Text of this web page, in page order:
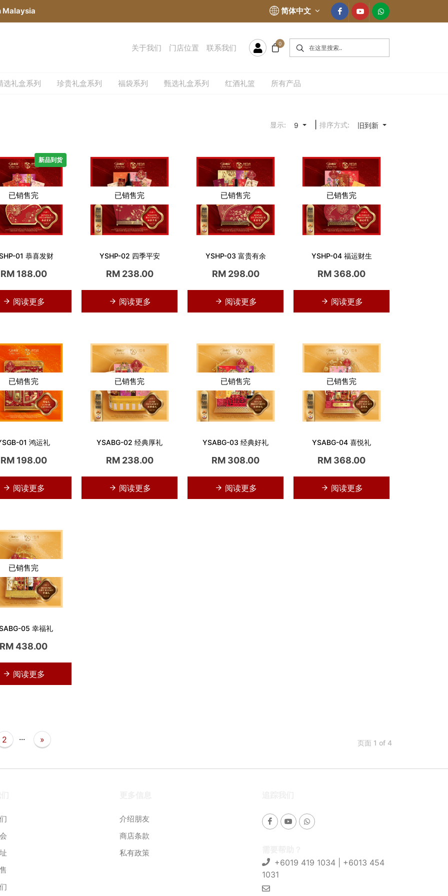
Malaysia 简体中文
关于我们 门店位置 联系我们 0
选礼盒系列 珍贵礼盒系列 福袋系列 甄选礼盒系列 红酒礼篮 所有产品
显示: 9 |排序方式: 旧到新
新品到货
已销售完
01 恭喜发财
RM 188.00
阅读更多
已销售完
YSHP-02 四季平安
RM 238.00
阅读更多
已销售完
YSHP-03 富贵有余
RM 298.00
阅读更多
已销售完
YSHP-04 福运财生
RM 368.00
阅读更多
已销售完
01 鸿运礼
RM 198.00
阅读更多
已销售完
YSABG-02 经典厚礼
RM 238.00
阅读更多
已销售完
YSABG-03 经典好礼
RM 308.00
阅读更多
已销售完
YSABG-04 喜悦礼
RM 368.00
阅读更多
已销售完
05 幸福礼
RM 438.00
阅读更多
2 ... » 页面 1 of 4
介绍朋友
商店条款
私有政策
+6019 419 1034 | +6013 454
1031